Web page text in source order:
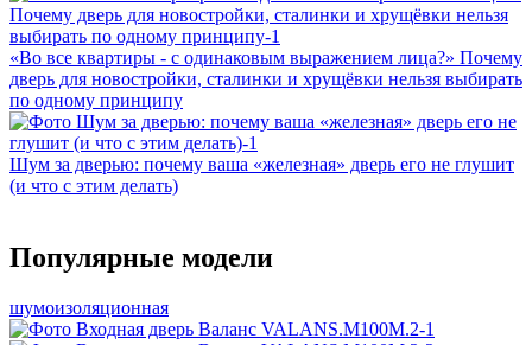
«Во все квартиры - с одинаковым выражением лица?» Почему
дверь для новостройки, сталинки и хрущёвки нельзя выбирать
по одному принципу
Шум за дверью: почему ваша «железная» дверь его не глушит
(и что с этим делать)
Популярные модели
шумоизоляционная